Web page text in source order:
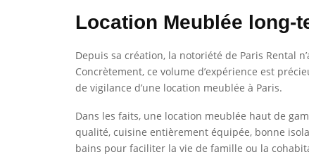
Location Meublée long-
Depuis sa création, la notoriété de Paris Rental
Concrètement, ce volume d’expérience est
de vigilance d’une location meublée à Paris.
Dans les faits, une location meublée haut de
qualité, cuisine entièrement équipée, bonne
bains pour faciliter la vie de famille ou la